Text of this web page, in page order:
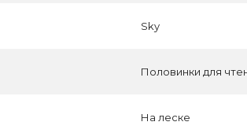
Sky
Половинки для
На леске